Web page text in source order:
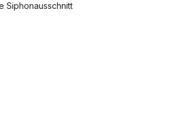
Siphonausschnitt